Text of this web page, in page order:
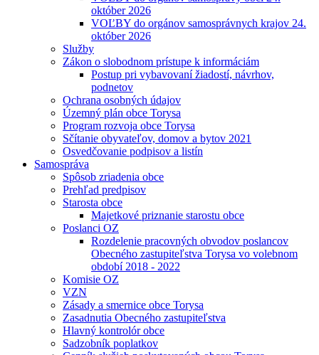
október 2026
VOĽBY do orgánov samosprávnych krajov 24.
október 2026
Služby
Zákon o slobodnom prístupe k informáciám
Postup pri vybavovaní žiadostí, návrhov,
podnetov
Ochrana osobných údajov
Územný plán obce Torysa
Program rozvoja obce Torysa
Sčítanie obyvateľov, domov a bytov 2021
Osvedčovanie podpisov a listín
Samospráva
Spôsob zriadenia obce
Prehľad predpisov
Starosta obce
Majetkové priznanie starostu obce
Poslanci OZ
Rozdelenie pracovných obvodov poslancov
Obecného zastupiteľstva Torysa vo volebnom
období 2018 - 2022
Komisie OZ
VZN
Zásady a smernice obce Torysa
Zasadnutia Obecného zastupiteľstva
Hlavný kontrolór obce
Sadzobník poplatkov